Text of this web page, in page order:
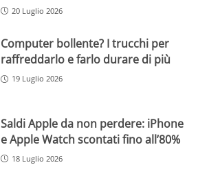
20 Luglio 2026
Computer bollente? I trucchi per
raffreddarlo e farlo durare di più
19 Luglio 2026
Saldi Apple da non perdere: iPhone
e Apple Watch scontati fino all’80%
18 Luglio 2026